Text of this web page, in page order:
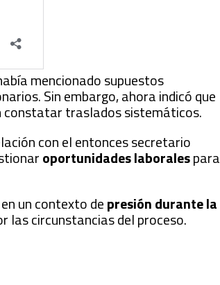
mencionado supuestos
Sin embargo, ahora indicó que
constatar traslados sistemáticos.
con el entonces secretario
oportunidades laboralespara
un contexto depresión durante la
circunstancias del proceso.